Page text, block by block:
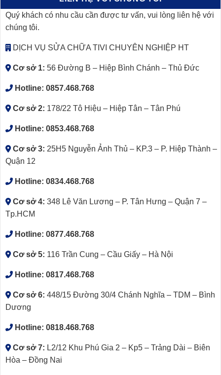
Quý khách có nhu cầu cần được tư vấn, vui lòng liên hệ với
chúng tôi.
DỊCH VỤ SỬA CHỮA TIVI CHUYÊN NGHIỆP HT
Cơ sở 1: 56 Đường B – Hiệp Bình Chánh – Thủ Đức
Hotline: 0857.468.768
Cơ sở 2: 178/22 Tô Hiệu – Hiệp Tân – Tân Phú
Hotline: 0853.468.768
Cơ sở 3: 25H5 Nguyễn Ảnh Thủ – KP.3 – P. Hiệp Thành –
Quận 12
Hotline: 0834.468.768
Cơ sở 4: 348 Lê Văn Lương – P. Tân Hưng – Quận 7 –
Tp.HCM
Hotline: 0877.468.768
Cơ sở 5: 116 Trần Cung – Cầu Giấy – Hà Nội
Hotline: 0817.468.768
Cơ sở 6: 448/15 Đường 30/4 Chánh Nghĩa – TDM – Bình
Dương
Hotline: 0818.468.768
Cơ sở 7: L2/12 Khu Phú Gia 2 – Kp5 – Trảng Dài – Biên
Hòa – Đồng Nai